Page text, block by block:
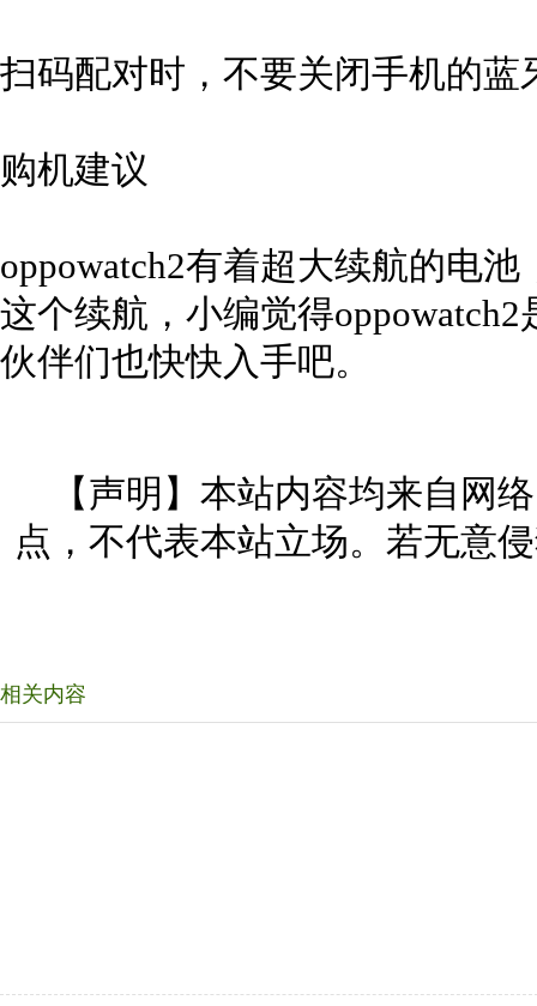
扫码配对时，不要关闭手机的蓝
购机建议
oppowatch2有着超大续航的电
这个续航，小编觉得
伙伴们也快快入手吧。
【声明】本站内容均来自网
点，不代表本站立场。若无意
相关内容